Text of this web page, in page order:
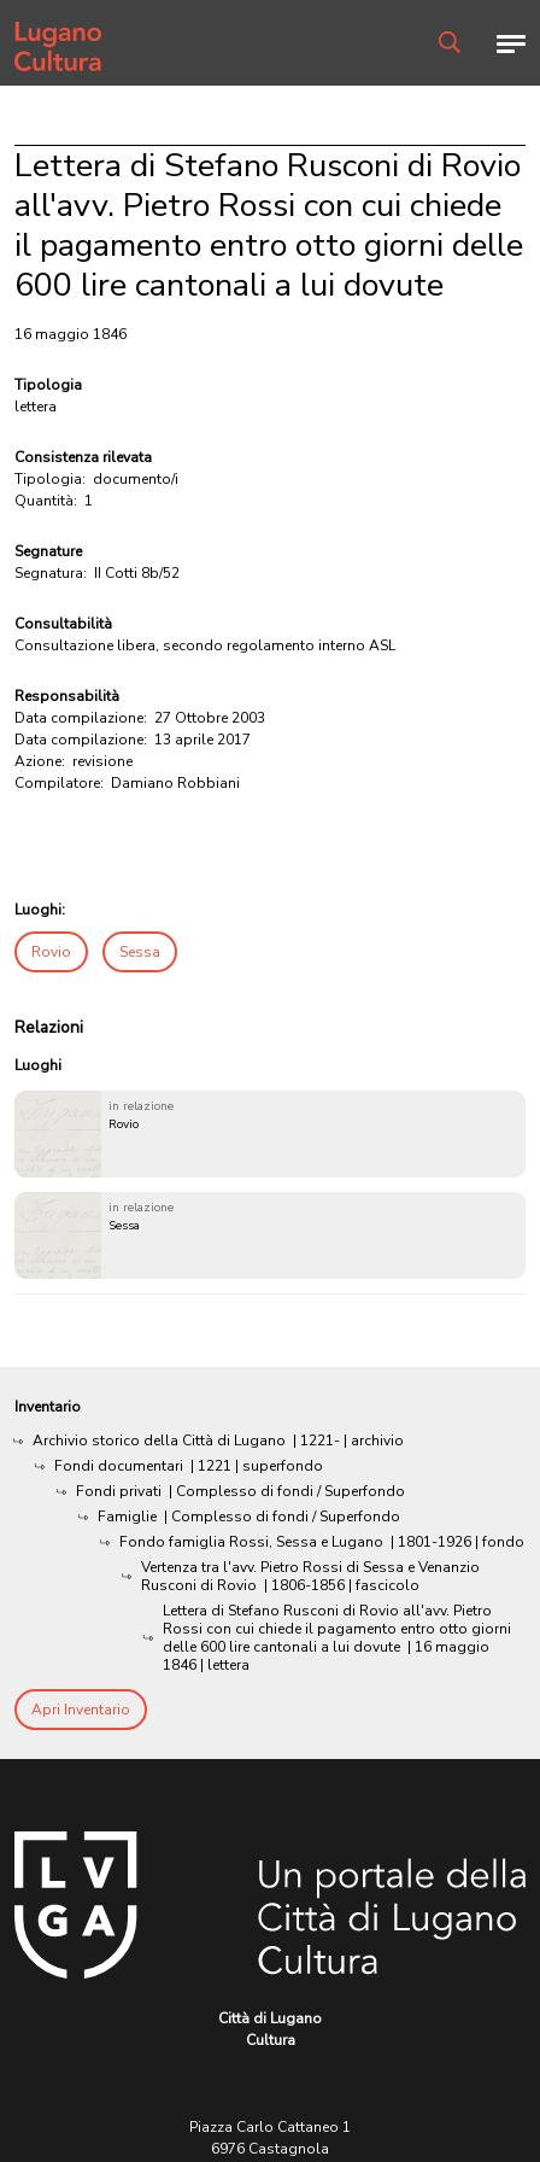
Home page
Lettera di Stefano Rusconi di Rovio
all'avv. Pietro Rossi con cui chiede
il pagamento entro otto giorni delle
600 lire cantonali a lui dovute
16 maggio 1846
Tipologia
lettera
Consistenza rilevata
Tipologia: documento/i
Quantità: 1
Segnature
Segnatura: II Cotti 8b/52
Consultabilità
Consultazione libera, secondo regolamento interno ASL
Responsabilità
Data compilazione: 27 Ottobre 2003
Data compilazione: 13 aprile 2017
Azione: revisione
Compilatore: Damiano Robbiani
Luoghi:
Rovio Sessa
Relazioni
Luoghi
in relazione
Rovio
in relazione
Sessa
Inventario
Archivio storico della Città di Lugano | 1221- | archivio
Fondi documentari | 1221 | superfondo
Fondi privati | Complesso di fondi / Superfondo
Famiglie | Complesso di fondi / Superfondo
Fondo famiglia Rossi, Sessa e Lugano | 1801-1926 | fondo
Vertenza tra l'avv. Pietro Rossi di Sessa e Venanzio
Rusconi di Rovio | 1806-1856 | fascicolo
Lettera di Stefano Rusconi di Rovio all'avv. Pietro
Rossi con cui chiede il pagamento entro otto giorni
delle 600 lire cantonali a lui dovute | 16 maggio
1846 | lettera
Apri Inventario
Città di Lugano
Cultura
Piazza Carlo Cattaneo 1
6976 Castagnola